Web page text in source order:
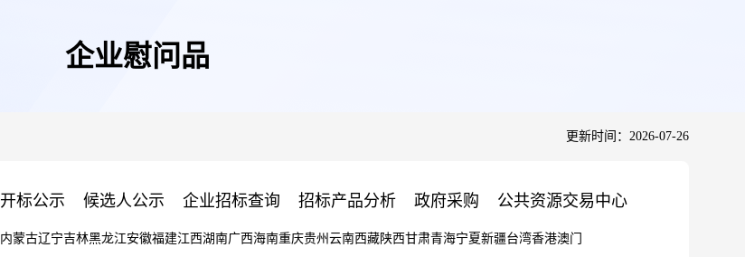
企业慰问品
更新时间：2026-07-26
开标公示 候选人公示 企业招标查询 招标产品分析 政府采购 公共资源交易中心
内蒙古辽宁吉林黑龙江安徽福建江西湖南广西海南重庆贵州 云南西藏陕西甘肃青海宁夏新疆台湾香港澳门